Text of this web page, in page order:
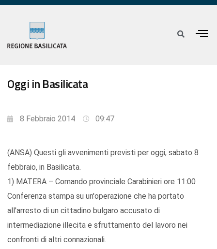
Oggi in Basilicata
8 Febbraio 2014 09:47
(ANSA) Questi gli avvenimenti previsti per oggi, sabato 8
febbraio, in Basilicata.
1) MATERA – Comando provinciale Carabinieri ore 11:00
Conferenza stampa su un'operazione che ha portato
all'arresto di un cittadino bulgaro accusato di
intermediazione illecita e sfruttamento del lavoro nei
confronti di altri connazionali.